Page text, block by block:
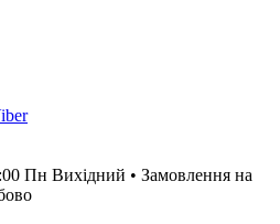
Пн Вихідний • Замовлення на